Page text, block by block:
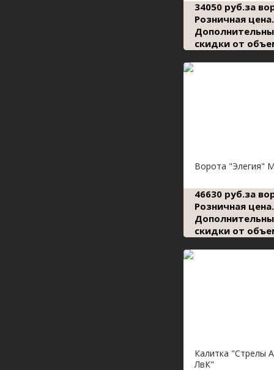
34050 руб.за
Розничная цена.
скидки от
Ворота "Элегия"
46630 руб.за
Розничная цена.
скидки от
Калитка "Стрелы
ЛвК"